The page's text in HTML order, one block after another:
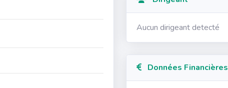
Aucun dirigeant detecté
Données Financières